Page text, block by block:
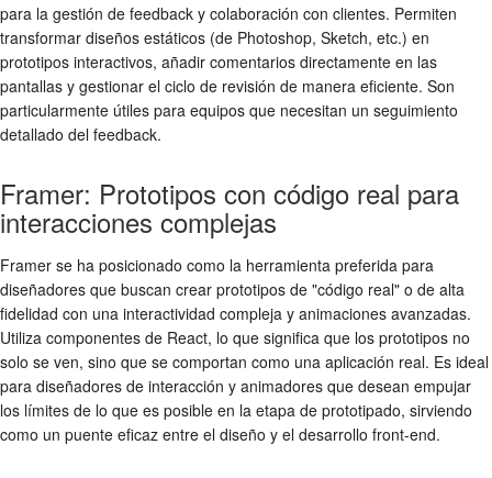
para la gestión de feedback y colaboración con clientes. Permiten
transformar diseños estáticos (de Photoshop, Sketch, etc.) en
prototipos interactivos, añadir comentarios directamente en las
pantallas y gestionar el ciclo de revisión de manera eficiente. Son
particularmente útiles para equipos que necesitan un seguimiento
detallado del feedback.
Framer: Prototipos con código real para
interacciones complejas
Framer se ha posicionado como la herramienta preferida para
diseñadores que buscan crear prototipos de "código real" o de alta
fidelidad con una interactividad compleja y animaciones avanzadas.
Utiliza componentes de React, lo que significa que los prototipos no
solo se ven, sino que se comportan como una aplicación real. Es ideal
para diseñadores de interacción y animadores que desean empujar
los límites de lo que es posible en la etapa de prototipado, sirviendo
como un puente eficaz entre el diseño y el desarrollo front-end.